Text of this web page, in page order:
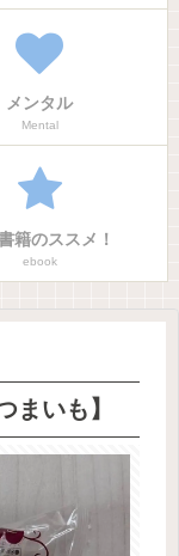
メンタル
Mental
籍のススメ！
ebook
いも】